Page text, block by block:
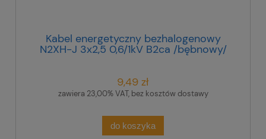
Kabel energetyczny bezhalogenowy
N2XH-J 3x2,5 0,6/1kV B2ca /bębnowy/
9,49 zł
zawiera 23,00% VAT, bez kosztów dostawy
do koszyka